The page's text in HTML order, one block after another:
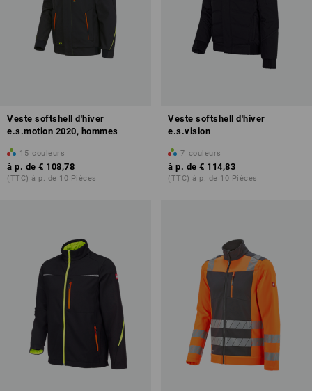
Veste softshell d'hiver
e.s.motion 2020, hommes
15 couleurs
à p. de € 108,78
(TTC) à p. de 10 Pièces
Veste softshell d'hiver
e.s.vision
7 couleurs
à p. de € 114,83
(TTC) à p. de 10 Pièces